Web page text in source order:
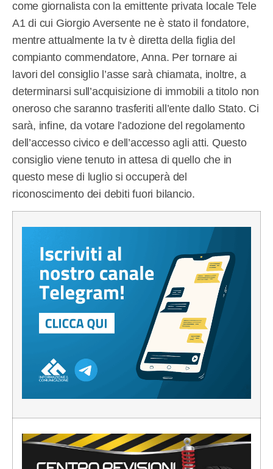
come giornalista con la emittente privata locale Tele
A1 di cui Giorgio Aversente ne è stato il fondatore,
mentre attualmente la tv è diretta della figlia del
compianto commendatore, Anna. Per tornare ai
lavori del consiglio l’asse sarà chiamata, inoltre, a
determinarsi sull’acquisizione di immobili a titolo non
oneroso che saranno trasferiti all’ente dallo Stato. Ci
sarà, infine, da votare l’adozione del regolamento
dell’accesso civico e dell’accesso agli atti. Questo
consiglio viene tenuto in attesa di quello che in
questo mese di luglio si occuperà del
riconoscimento dei debiti fuori bilancio.